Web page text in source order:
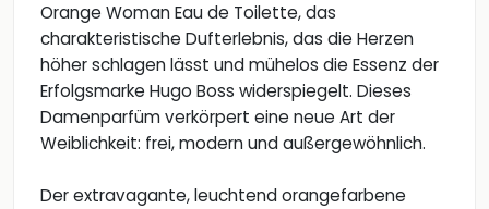
Orange Woman Eau de Toilette, das
charakteristische Dufterlebnis, das die Herzen
höher schlagen lässt und mühelos die Essenz der
Erfolgsmarke Hugo Boss widerspiegelt. Dieses
Damenparfüm verkörpert eine neue Art der
Weiblichkeit: frei, modern und außergewöhnlich.
Der extravagante, leuchtend orangefarbene